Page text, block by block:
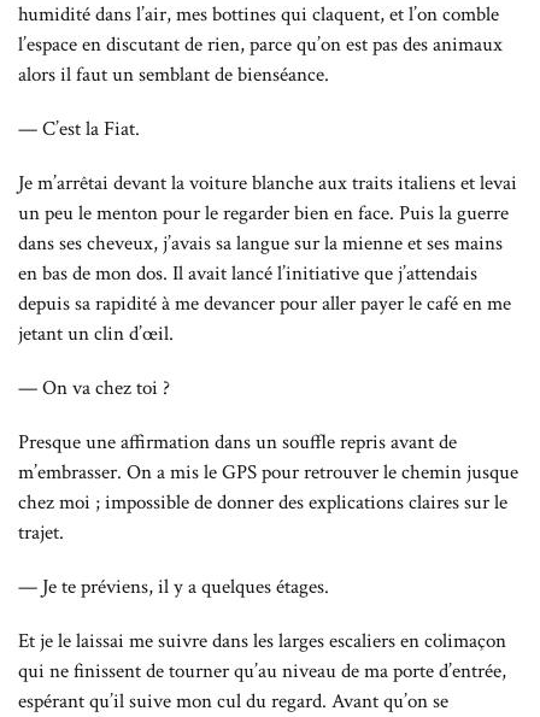
humidité dans l’air, mes bottines qui claquent, et l’on comble
l’espace en discutant de rien, parce qu’on est pas des animaux
alors il faut un semblant de bienséance.
— C’est la Fiat.
Je m’arrêtai devant la voiture blanche aux traits italiens et levai
un peu le menton pour le regarder bien en face. Puis la guerre
dans ses cheveux, j’avais sa langue sur la mienne et ses mains
en bas de mon dos. Il avait lancé l’initiative que j’attendais
depuis sa rapidité à me devancer pour aller payer le café en me
jetant un clin d’œil.
— On va chez toi ?
Presque une affirmation dans un souffle repris avant de
m’embrasser. On a mis le GPS pour retrouver le chemin jusque
chez moi ; impossible de donner des explications claires sur le
trajet.
— Je te préviens, il y a quelques étages.
Et je le laissai me suivre dans les larges escaliers en colimaçon
qui ne finissent de tourner qu’au niveau de ma porte d’entrée,
espérant qu’il suive mon cul du regard. Avant qu’on se